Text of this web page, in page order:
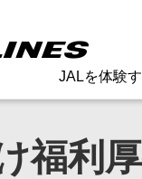
JALを体験
福利